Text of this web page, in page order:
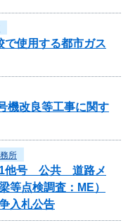
で使用する都市ガス
機改良等工事に関す
所
1他号 公共 道路メ
等点検調査：ME）
入札公告